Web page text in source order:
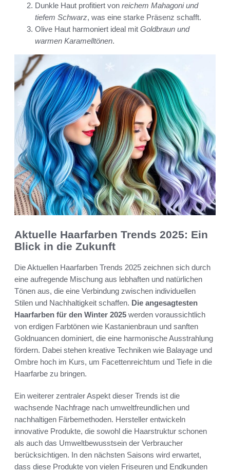
Dunkle Haut profitiert von reichem Mahagoni und
tiefem Schwarz, was eine starke Präsenz schafft.
Olive Haut harmoniert ideal mit Goldbraun und
warmen Karamelltönen.
Aktuelle Haarfarben Trends 2025: Ein
Blick in die Zukunft
Die Aktuellen Haarfarben Trends 2025 zeichnen sich durch
eine aufregende Mischung aus lebhaften und natürlichen
Tönen aus, die eine Verbindung zwischen individuellen
Stilen und Nachhaltigkeit schaffen. Die angesagtesten
Haarfarben für den Winter 2025 werden voraussichtlich
von erdigen Farbtönen wie Kastanienbraun und sanften
Goldnuancen dominiert, die eine harmonische Ausstrahlung
fördern. Dabei stehen kreative Techniken wie Balayage und
Ombre hoch im Kurs, um Facettenreichtum und Tiefe in die
Haarfarbe zu bringen.
Ein weiterer zentraler Aspekt dieser Trends ist die
wachsende Nachfrage nach umweltfreundlichen und
nachhaltigen Färbemethoden. Hersteller entwickeln
innovative Produkte, die sowohl die Haarstruktur schonen
als auch das Umweltbewusstsein der Verbraucher
berücksichtigen. In den nächsten Saisons wird erwartet,
dass diese Produkte von vielen Friseuren und Endkunden